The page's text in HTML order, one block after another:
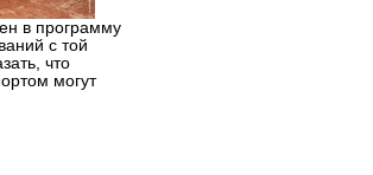
в программу
с той
что
могут